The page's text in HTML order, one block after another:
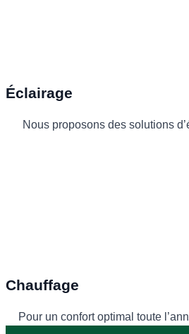
Éclairage
Nous proposons des solutions
Chauffage
Pour un confort optimal toute